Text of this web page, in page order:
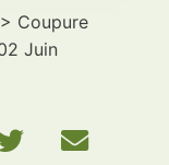
> Coupure
Juin